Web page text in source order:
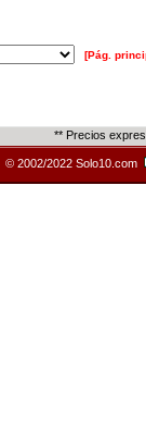
[Pág.
** Precios
© 2002/2022 Solo10.com